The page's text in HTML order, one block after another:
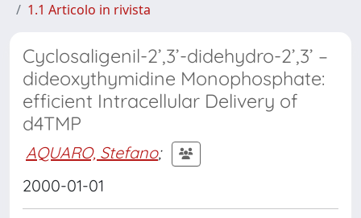
1.1 Articolo in rivista
Cyclosaligenil-2’,3’-didehydro-2’,3’ –
dideoxythymidine Monophosphate:
efficient Intracellular Delivery of
d4TMP
AQUARO, Stefano;
2000-01-01